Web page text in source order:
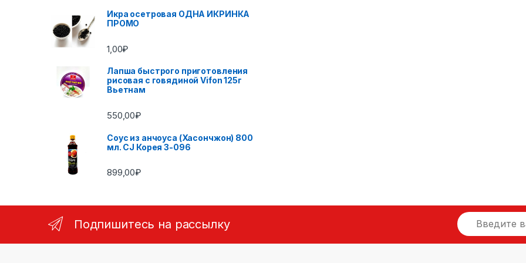
Икра осетровая ОДНА ИКРИНКА
ПРОМО
1,00₽
Лапша быстрого приготовления
рисовая с говядиной Vifon 125г
Вьетнам
550,00₽
Соус из анчоуса (Хасончжон) 800
мл. CJ Корея 3-096
899,00₽
Подпишитесь на рассылку